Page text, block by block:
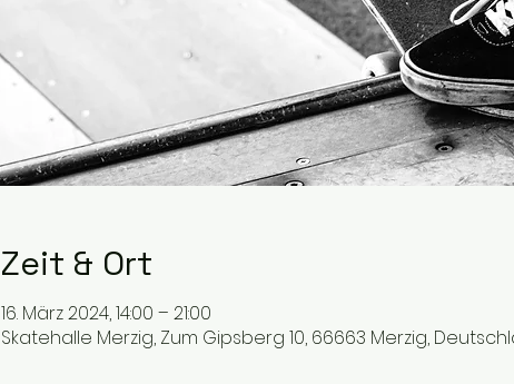
Zeit & Ort
16. März 2024, 14:00 – 21:00
Skatehalle Merzig, Zum Gipsberg 10, 66663 Merzig,